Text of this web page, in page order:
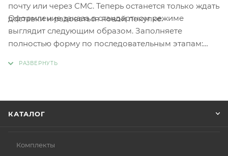
почту или через СМС. Теперь останется только ждать
доставки и радоваться новой покупке.
Оформление заказа в стандартном режиме
выглядит следующим образом. Заполняете
полностью форму по последовательным этапам:
КАТАЛОГ
Комплекты